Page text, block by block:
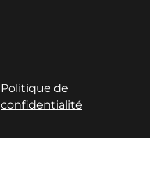
Politique de
confidentialité